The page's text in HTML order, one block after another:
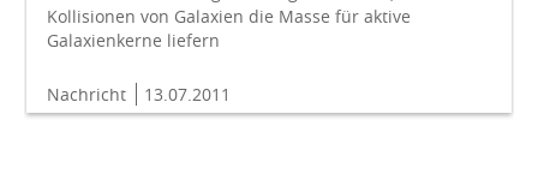
Kollisionen von Galaxien die Masse für aktive
Galaxienkerne liefern
Nachricht 13.07.2011